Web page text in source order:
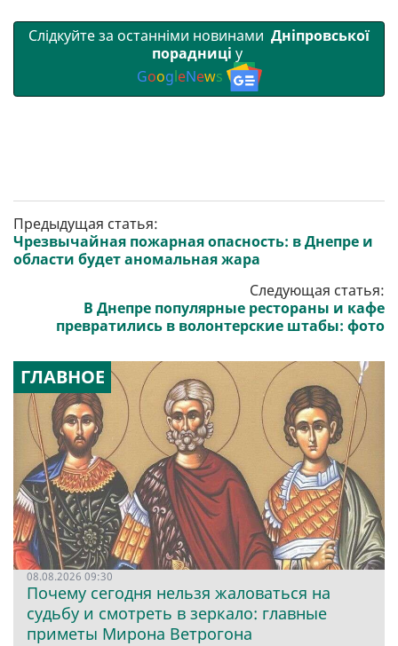
Слідкуйте за останніми новинами Дніпровської
порадниці у
GoogleNews
Предыдущая статья:
Чрезвычайная пожарная опасность: в Днепре и
области будет аномальная жара
Следующая статья:
В Днепре популярные рестораны и кафе
превратились в волонтерские штабы: фото
ГЛАВНОЕ
08.08.2026 09:30
Почему сегодня нельзя жаловаться на
судьбу и смотреть в зеркало: главные
приметы Мирона Ветрогона